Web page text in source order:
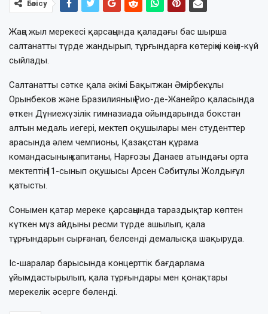
Бөлісу
Жаңа жыл мерекесі қарсаңында қаладағы бас шырша
салтанатты түрде жандырып, тұрғындарға көтеріңкі көңіл-күй
сыйлады.
Салтанатты сәтке қала әкімі Бақытжан Әмірбекұлы
Орынбеков және Бразилияның Рио-де-Жанейро қаласында
өткен Дүниежүзілік гимназиада ойындарында бокстан
алтын медаль иегері, мектеп оқушылары мен студенттер
арасында әлем чемпионы, Қазақстан құрама
командасының капитаны, Нарғозы Данаев атындағы орта
мектептің 11-сынып оқушысы Арсен Сәбитұлы Жолдығұл
қатысты.
Сонымен қатар мереке қарсаңында тараздықтар көптен
күткен мұз айдыны ресми түрде ашылып, қала
тұрғындарын сырғанап, белсенді демалысқа шақыруда.
Іс-шаралар барысында концерттік бағдарлама
ұйымдастырылып, қала тұрғындары мен қонақтары
мерекелік әсерге бөленді.